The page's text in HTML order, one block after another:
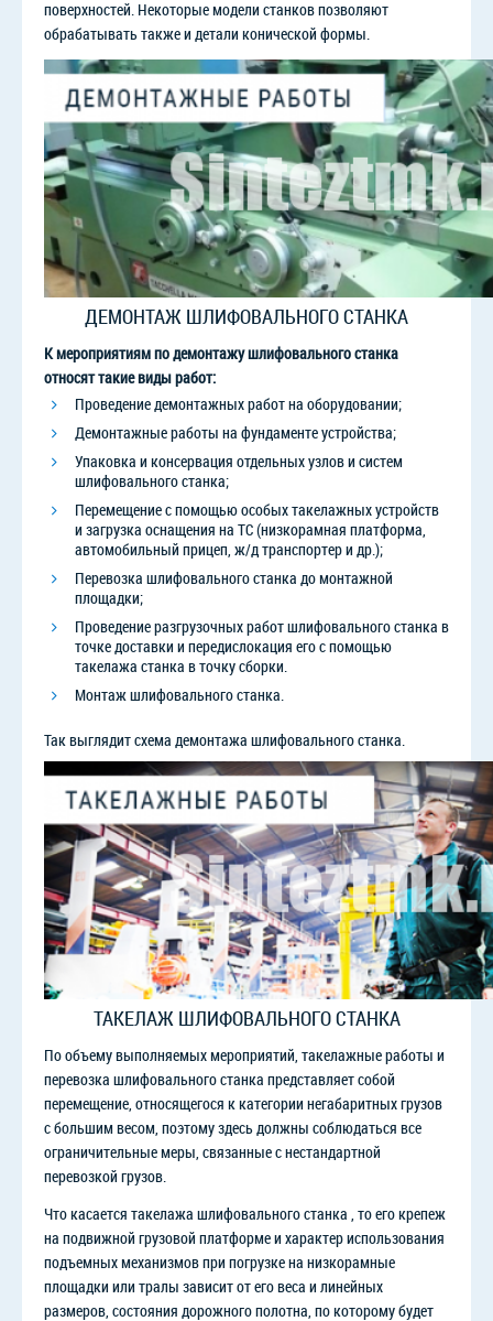
поверхностей. Некоторые модели станков позволяют
обрабатывать также и детали конической формы.
ДЕМОНТАЖ ШЛИФОВАЛЬНОГО СТАНКА
К мероприятиям по демонтажу шлифовального станка
относят такие виды работ:
Проведение демонтажных работ на оборудовании;
Демонтажные работы на фундаменте устройства;
Упаковка и консервация отдельных узлов и систем
шлифовального станка;
Перемещение с помощью особых такелажных устройств
и загрузка оснащения на ТС (низкорамная платформа,
автомобильный прицеп, ж/д транспортер и др.);
Перевозка шлифовального станка до монтажной
площадки;
Проведение разгрузочных работ шлифовального станка в
точке доставки и передислокация его с помощью
такелажа станка в точку сборки.
Монтаж шлифовального станка.
Так выглядит схема демонтажа шлифовального станка.
ТАКЕЛАЖ ШЛИФОВАЛЬНОГО СТАНКА
По объему выполняемых мероприятий, такелажные работы и
перевозка шлифовального станка представляет собой
перемещение, относящегося к категории негабаритных грузов
с большим весом, поэтому здесь должны соблюдаться все
ограничительные меры, связанные с нестандартной
перевозкой грузов.
Что касается такелажа шлифовального станка , то его крепеж
на подвижной грузовой платформе и характер использования
подъемных механизмов при погрузке на низкорамные
площадки или тралы зависит от его веса и линейных
размеров, состояния дорожного полотна, по которому будет